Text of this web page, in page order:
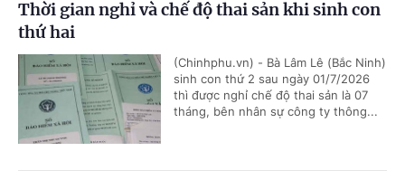
Thời gian nghỉ và chế độ thai sản khi sinh con
thứ hai
(Chinhphu.vn) - Bà Lâm Lê (Bắc Ninh)
sinh con thứ 2 sau ngày 01/7/2026
thì được nghỉ chế độ thai sản là 07
tháng, bên nhân sự công ty thông...